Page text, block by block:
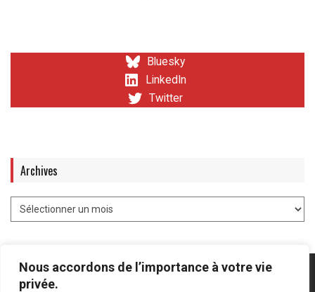
Nous accordons de l’importance à votre vie
privée.
Bluesky
LinkedIn
Twitter
Archives